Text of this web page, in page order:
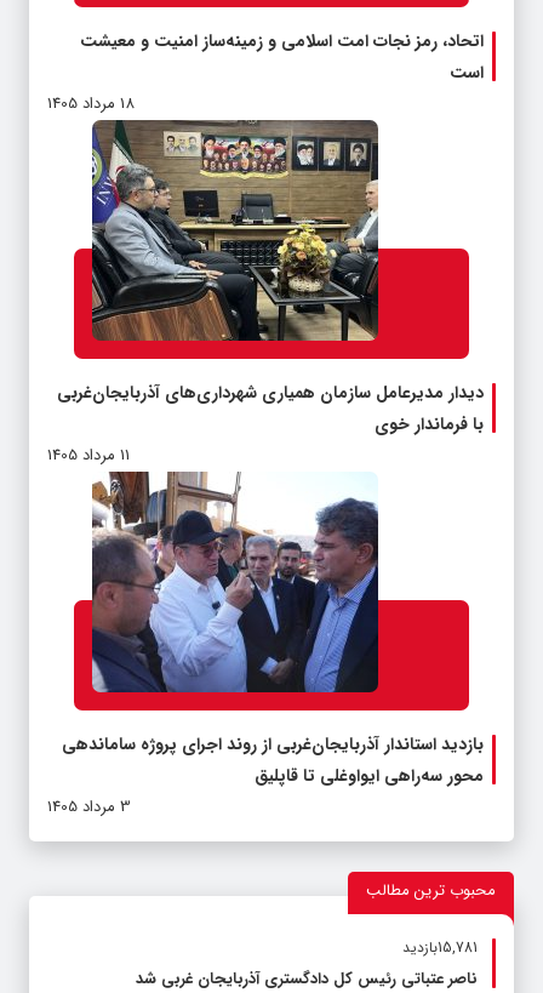
اتحاد، رمز نجات امت اسلامی و زمینه‌ساز امنیت و معیشت
است
18 مرداد 1405
دیدار مدیرعامل سازمان همیاری شهرداری‌های آذربایجان‌غربی
با فرماندار خوی
11 مرداد 1405
بازدید استاندار آذربایجان‌غربی از روند اجرای پروژه ساماندهی
محور سه‌راهی ایواوغلی تا قاپلیق
3 مرداد 1405
محبوب ترین مطالب
15,781بازدید
ناصر عتباتی رئیس کل دادگستری آذربایجان غربی شد